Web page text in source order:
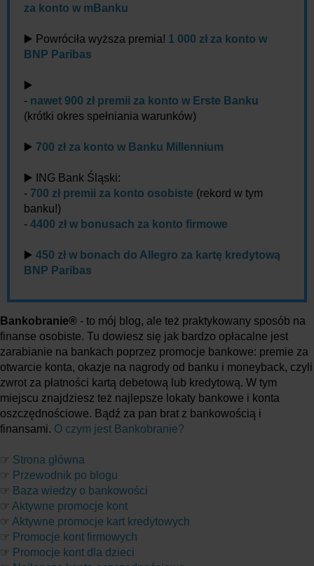
za konto w mBanku
▶️ Powróciła wyższa premia! 1 000 zł za konto w
BNP Paribas
▶️
- nawet 900 zł premii za konto w Erste Banku
(krótki okres spełniania warunków)
▶️ 700 zł za konto w Banku Millennium
▶️ ING Bank Śląski:
- 700 zł premii za konto osobiste (rekord w tym
banku!)
- 4400 zł w bonusach za konto firmowe
▶️ 450 zł w bonach do Allegro za kartę kredytową
BNP Paribas
Bankobranie® - to mój blog, ale też praktykowany sposób na
finanse osobiste. Tu dowiesz się jak bardzo opłacalne jest
zarabianie na bankach poprzez promocje bankowe: premie za
otwarcie konta, okazje na nagrody od banku i moneyback, czyli
zwrot za płatności kartą debetową lub kredytową. W tym
miejscu znajdziesz też najlepsze lokaty bankowe i konta
oszczędnościowe. Bądź za pan brat z bankowością i
finansami. O czym jest Bankobranie?
☞ Strona główna
☞ Przewodnik po blogu
☞ Baza wiedzy o bankowości
☞ Aktywne promocje kont
☞ Aktywne promocje kart kredytowych
☞ Promocje kont firmowych
☞ Promocje kont dla dzieci